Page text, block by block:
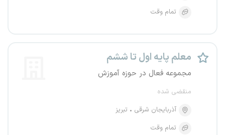
تمام وقت
معلم پایه اول تا ششم
مجموعه فعال در حوزه آموزش
منقضی شده
آذربایجان شرقی
تبریز
تمام وقت